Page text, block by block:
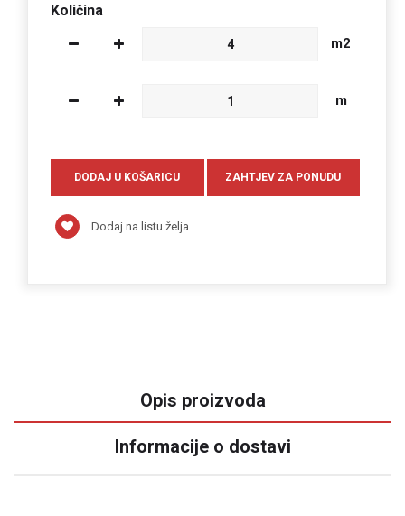
Količina
m2
m
Dodaj na listu želja
Opis proizvoda
Informacije o dostavi